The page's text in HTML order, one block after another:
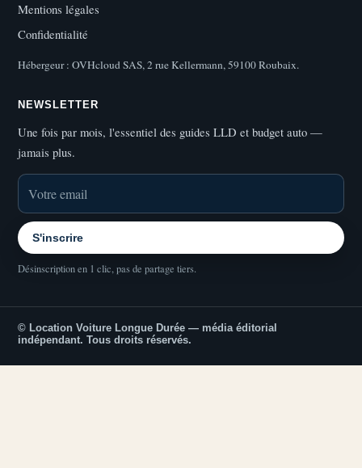
Mentions légales
Confidentialité
Hébergeur : OVHcloud SAS, 2 rue Kellermann, 59100 Roubaix.
NEWSLETTER
Une fois par mois, l'essentiel des guides LLD et budget auto —
jamais plus.
S'inscrire
Désinscription en 1 clic, pas de partage tiers.
© Location Voiture Longue Durée — média éditorial
indépendant. Tous droits réservés.